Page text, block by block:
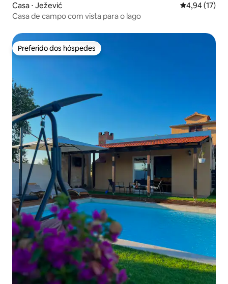
Casa ⋅ Ježević 4,94 de uma
4,94 (17)
Casa de campo com vista para o lago
Preferido dos hóspedes
Preferido dos hóspedes